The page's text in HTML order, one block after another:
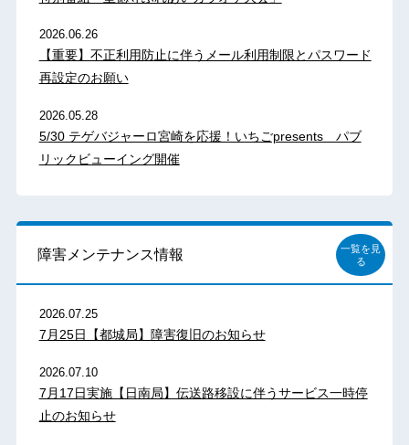
2026.06.26
【重要】不正利用防止に伴うメール利用制限とパスワード
再設定のお願い
2026.05.28
5/30 テゲバジャーロ宮崎を応援！いちごpresents パブ
リックビューイング開催
障害メンテナンス情報
一覧を見
る
2026.07.25
7月25日【都城局】障害復旧のお知らせ
2026.07.10
7月17日実施【日南局】伝送路移設に伴うサービス一時停
止のお知らせ